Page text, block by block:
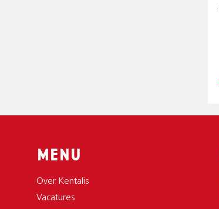
MENU
Over Kentalis
Vacatures